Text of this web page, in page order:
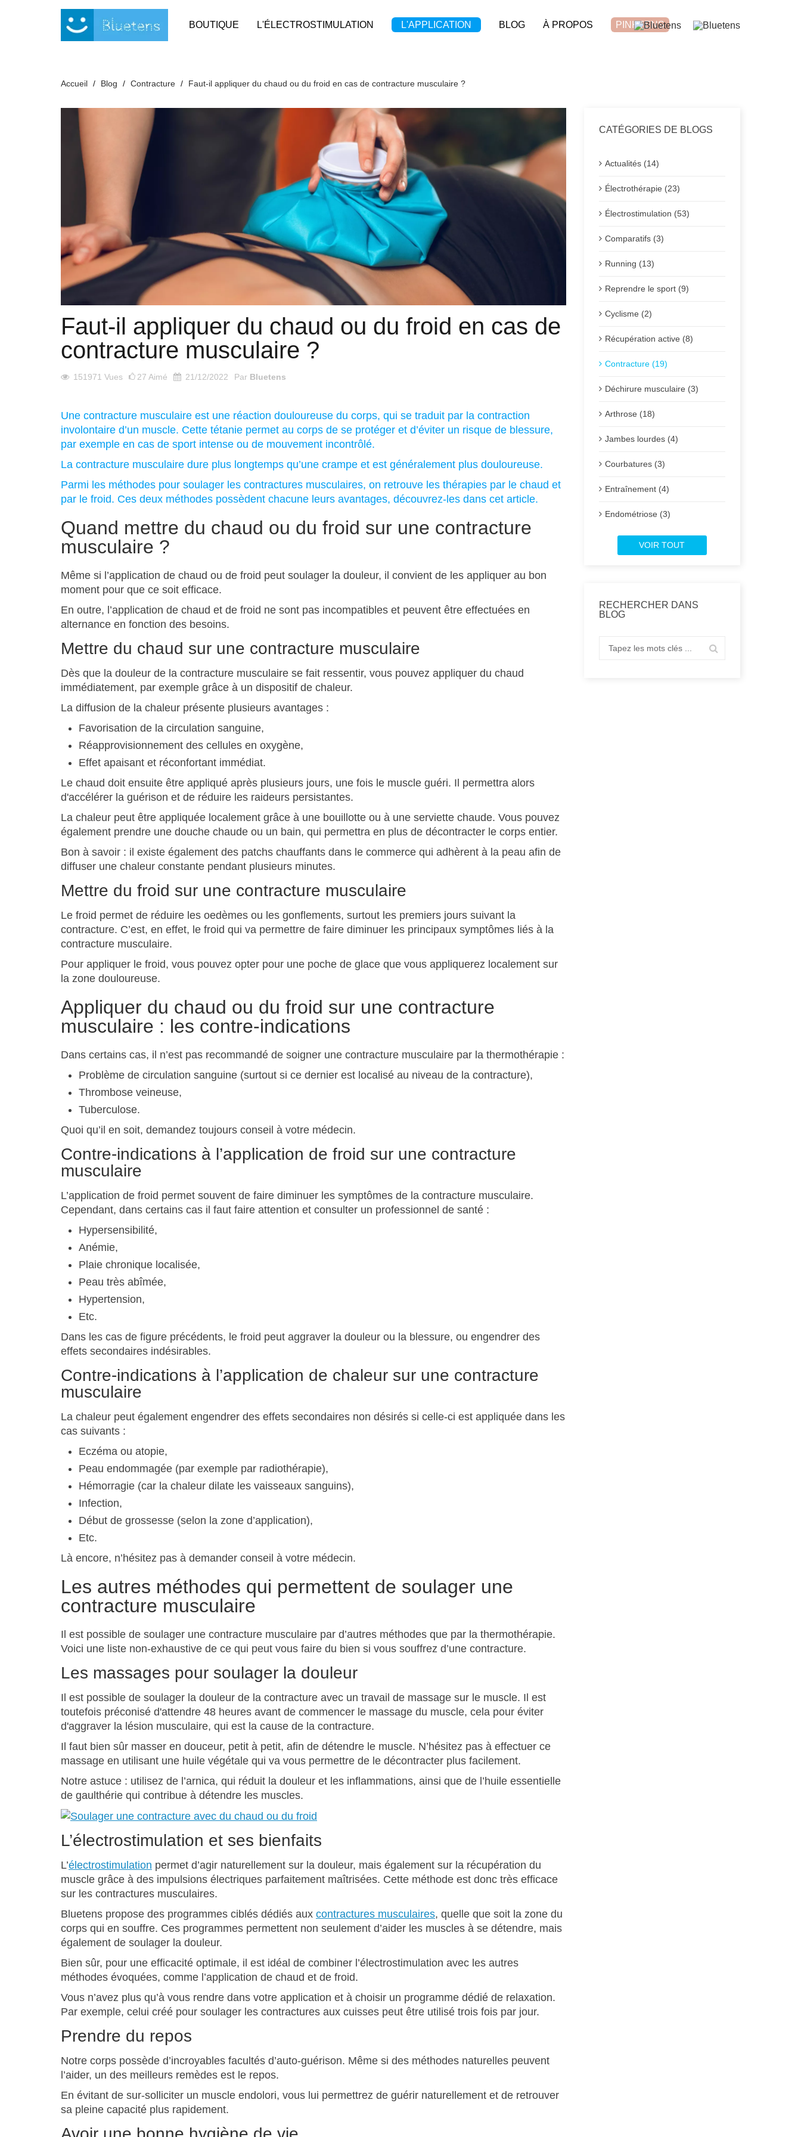
BOUTIQUE L'ÉLECTROSTIMULATION L'APPLICATION BLOG À PROPOS PINKTENS
Accueil Blog Contracture Faut-il appliquer du chaud ou du froid en cas de contracture musculaire ?
Faut-il appliquer du chaud ou du froid en cas de
contracture musculaire ?
151971 Vues 27 Aimé 21/12/2022 Par Bluetens
Une contracture musculaire est une réaction douloureuse du corps, qui se traduit par la contraction
involontaire d’un muscle. Cette tétanie permet au corps de se protéger et d’éviter un risque de blessure,
par exemple en cas de sport intense ou de mouvement incontrôlé.
La contracture musculaire dure plus longtemps qu’une crampe et est généralement plus douloureuse.
Parmi les méthodes pour soulager les contractures musculaires, on retrouve les thérapies par le chaud et
par le froid. Ces deux méthodes possèdent chacune leurs avantages, découvrez-les dans cet article.
Quand mettre du chaud ou du froid sur une contracture
musculaire ?
Même si l’application de chaud ou de froid peut soulager la douleur, il convient de les appliquer au bon
moment pour que ce soit efficace.
En outre, l’application de chaud et de froid ne sont pas incompatibles et peuvent être effectuées en
alternance en fonction des besoins.
Mettre du chaud sur une contracture musculaire
Dès que la douleur de la contracture musculaire se fait ressentir, vous pouvez appliquer du chaud
immédiatement, par exemple grâce à un dispositif de chaleur.
La diffusion de la chaleur présente plusieurs avantages :
Favorisation de la circulation sanguine,
Réapprovisionnement des cellules en oxygène,
Effet apaisant et réconfortant immédiat.
Le chaud doit ensuite être appliqué après plusieurs jours, une fois le muscle guéri. Il permettra alors
d'accélérer la guérison et de réduire les raideurs persistantes.
La chaleur peut être appliquée localement grâce à une bouillotte ou à une serviette chaude. Vous pouvez
également prendre une douche chaude ou un bain, qui permettra en plus de décontracter le corps entier.
Bon à savoir : il existe également des patchs chauffants dans le commerce qui adhèrent à la peau afin de
diffuser une chaleur constante pendant plusieurs minutes.
Mettre du froid sur une contracture musculaire
Le froid permet de réduire les oedèmes ou les gonflements, surtout les premiers jours suivant la
contracture. C’est, en effet, le froid qui va permettre de faire diminuer les principaux symptômes liés à la
contracture musculaire.
Pour appliquer le froid, vous pouvez opter pour une poche de glace que vous appliquerez localement sur
la zone douloureuse.
Appliquer du chaud ou du froid sur une contracture
musculaire : les contre-indications
Dans certains cas, il n’est pas recommandé de soigner une contracture musculaire par la thermothérapie :
Problème de circulation sanguine (surtout si ce dernier est localisé au niveau de la contracture),
Thrombose veineuse,
Tuberculose.
Quoi qu’il en soit, demandez toujours conseil à votre médecin.
Contre-indications à l’application de froid sur une contracture
musculaire
L’application de froid permet souvent de faire diminuer les symptômes de la contracture musculaire.
Cependant, dans certains cas il faut faire attention et consulter un professionnel de santé :
Hypersensibilité,
Anémie,
Plaie chronique localisée,
Peau très abîmée,
Hypertension,
Etc.
Dans les cas de figure précédents, le froid peut aggraver la douleur ou la blessure, ou engendrer des
effets secondaires indésirables.
Contre-indications à l’application de chaleur sur une contracture
musculaire
La chaleur peut également engendrer des effets secondaires non désirés si celle-ci est appliquée dans les
cas suivants :
Eczéma ou atopie,
Peau endommagée (par exemple par radiothérapie),
Hémorragie (car la chaleur dilate les vaisseaux sanguins),
Infection,
Début de grossesse (selon la zone d’application),
Etc.
Là encore, n’hésitez pas à demander conseil à votre médecin.
Les autres méthodes qui permettent de soulager une
contracture musculaire
Il est possible de soulager une contracture musculaire par d’autres méthodes que par la thermothérapie.
Voici une liste non-exhaustive de ce qui peut vous faire du bien si vous souffrez d’une contracture.
Les massages pour soulager la douleur
Il est possible de soulager la douleur de la contracture avec un travail de massage sur le muscle. Il est
toutefois préconisé d'attendre 48 heures avant de commencer le massage du muscle, cela pour éviter
d'aggraver la lésion musculaire, qui est la cause de la contracture.
Il faut bien sûr masser en douceur, petit à petit, afin de détendre le muscle. N’hésitez pas à effectuer ce
massage en utilisant une huile végétale qui va vous permettre de le décontracter plus facilement.
Notre astuce : utilisez de l’arnica, qui réduit la douleur et les inflammations, ainsi que de l’huile essentielle
de gaulthérie qui contribue à détendre les muscles.
L’électrostimulation et ses bienfaits
L’électrostimulation permet d’agir naturellement sur la douleur, mais également sur la récupération du
muscle grâce à des impulsions électriques parfaitement maîtrisées. Cette méthode est donc très efficace
sur les contractures musculaires.
Bluetens propose des programmes ciblés dédiés aux contractures musculaires, quelle que soit la zone du
corps qui en souffre. Ces programmes permettent non seulement d’aider les muscles à se détendre, mais
également de soulager la douleur.
Bien sûr, pour une efficacité optimale, il est idéal de combiner l’électrostimulation avec les autres
méthodes évoquées, comme l’application de chaud et de froid.
Vous n’avez plus qu’à vous rendre dans votre application et à choisir un programme dédié de relaxation.
Par exemple, celui créé pour soulager les contractures aux cuisses peut être utilisé trois fois par jour.
Prendre du repos
Notre corps possède d’incroyables facultés d’auto-guérison. Même si des méthodes naturelles peuvent
l’aider, un des meilleurs remèdes est le repos.
En évitant de sur-solliciter un muscle endolori, vous lui permettrez de guérir naturellement et de retrouver
sa pleine capacité plus rapidement.
CATÉGORIES DE BLOGS
Actualités (14)
Électrothérapie (23)
Électrostimulation (53)
Comparatifs (3)
Running (13)
Reprendre le sport (9)
Cyclisme (2)
Récupération active (8)
Contracture (19)
Déchirure musculaire (3)
Arthrose (18)
Jambes lourdes (4)
Courbatures (3)
Entraînement (4)
Endométriose (3)
VOIR TOUT
RECHERCHER DANS
BLOG
Panneau de gestion des cookies